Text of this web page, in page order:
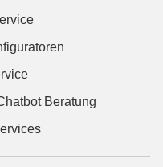
Beratung